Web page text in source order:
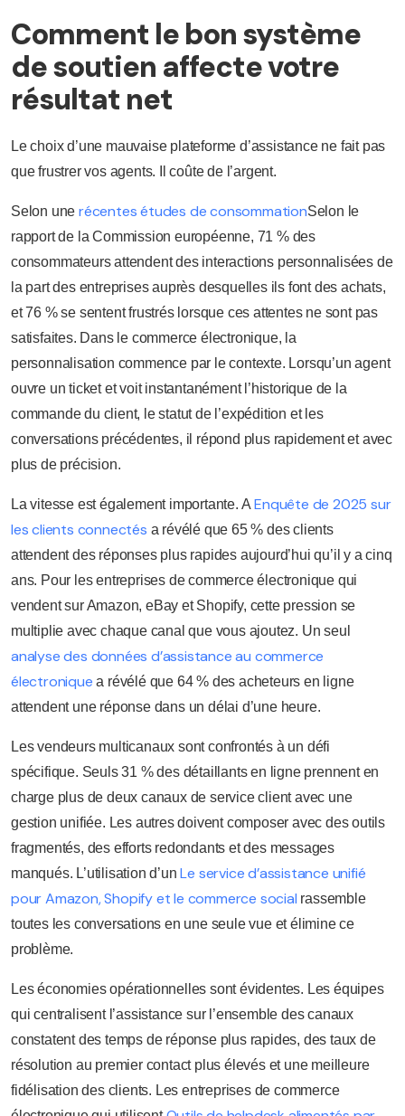
Comment le bon système
de soutien affecte votre
résultat net
Le choix d’une mauvaise plateforme d’assistance ne fait pas
que frustrer vos agents. Il coûte de l’argent.
Selon une récentes études de consommationSelon le
rapport de la Commission européenne, 71 % des
consommateurs attendent des interactions personnalisées de
la part des entreprises auprès desquelles ils font des achats,
et 76 % se sentent frustrés lorsque ces attentes ne sont pas
satisfaites. Dans le commerce électronique, la
personnalisation commence par le contexte. Lorsqu’un agent
ouvre un ticket et voit instantanément l’historique de la
commande du client, le statut de l’expédition et les
conversations précédentes, il répond plus rapidement et avec
plus de précision.
La vitesse est également importante. A Enquête de 2025 sur
les clients connectés a révélé que 65 % des clients
attendent des réponses plus rapides aujourd’hui qu’il y a cinq
ans. Pour les entreprises de commerce électronique qui
vendent sur Amazon, eBay et Shopify, cette pression se
multiplie avec chaque canal que vous ajoutez. Un seul
analyse des données d’assistance au commerce
électronique a révélé que 64 % des acheteurs en ligne
attendent une réponse dans un délai d’une heure.
Les vendeurs multicanaux sont confrontés à un défi
spécifique. Seuls 31 % des détaillants en ligne prennent en
charge plus de deux canaux de service client avec une
gestion unifiée. Les autres doivent composer avec des outils
fragmentés, des efforts redondants et des messages
manqués. L’utilisation d’un Le service d’assistance unifié
pour Amazon, Shopify et le commerce social rassemble
toutes les conversations en une seule vue et élimine ce
problème.
Les économies opérationnelles sont évidentes. Les équipes
qui centralisent l’assistance sur l’ensemble des canaux
constatent des temps de réponse plus rapides, des taux de
résolution au premier contact plus élevés et une meilleure
fidélisation des clients. Les entreprises de commerce